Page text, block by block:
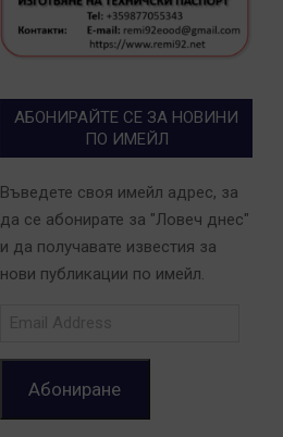
АБОНИРАЙТЕ СЕ ЗА НОВИНИ
ПО ИМЕЙЛ
Въведете своя имейл адрес, за
да се абонирате за "Ловеч днес"
и да получавате известия за
нови публикации по имейл.
Абониране